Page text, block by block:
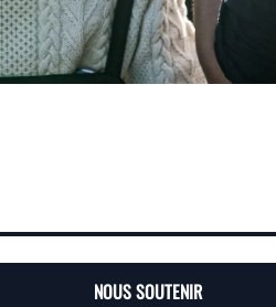
NOUS SOUTENIR